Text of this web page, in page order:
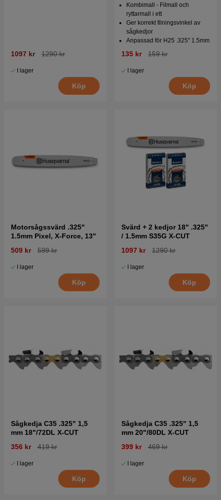
1097 kr 1290 kr
I lager
Köp
Kombimall - Filmall och
ryttarmall i ett
Ger korrekt filningsvinkel av
sågkedjor
Anpassad för H25 .325'' 1.5mm
135 kr 159 kr
I lager
Köp
Motorsågssvärd .325"
1.5mm Pixel, X-Force, 13"
509 kr
599 kr
I lager
Köp
Svärd + 2 kedjor 18" .325"
/ 1.5mm S35G X-CUT
1097 kr
1290 kr
I lager
Köp
Sågkedja C35 .325" 1,5
mm 18"/72DL X-CUT
356 kr
419 kr
I lager
Köp
Sågkedja C35 .325" 1,5
mm 20"/80DL X-CUT
399 kr
469 kr
I lager
Köp